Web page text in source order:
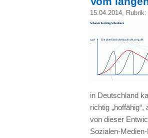
15.04.2014 , Rubrik:
in Deutschland
richtig
von dieser
Sozialen-